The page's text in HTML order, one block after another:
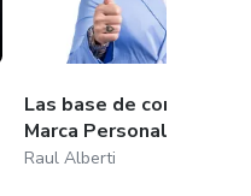
Las base de como crear
Marca Personal
Raul Alberti